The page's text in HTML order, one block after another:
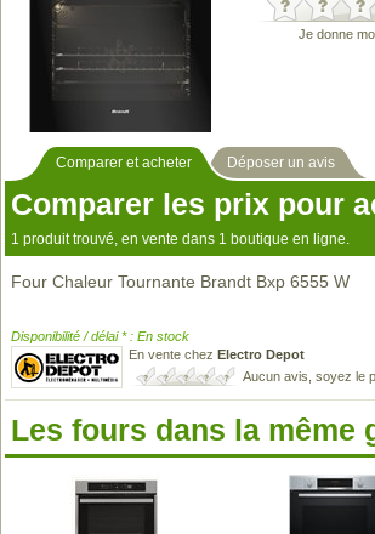
Je donne
Comparer et acheter Déposer un avis
Comparer les prix pour
1 produit trouvé, en vente dans 1 boutique en ligne.
Four Chaleur Tournante Brandt Bxp 6555 W
Disponibilité / délai * : En stock
En vente chez Electro Depot
Aucun avis, soyez le
Les fours dans la même